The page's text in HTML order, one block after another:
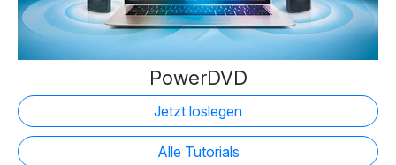
PowerDVD
Jetzt loslegen
Alle Tutorials